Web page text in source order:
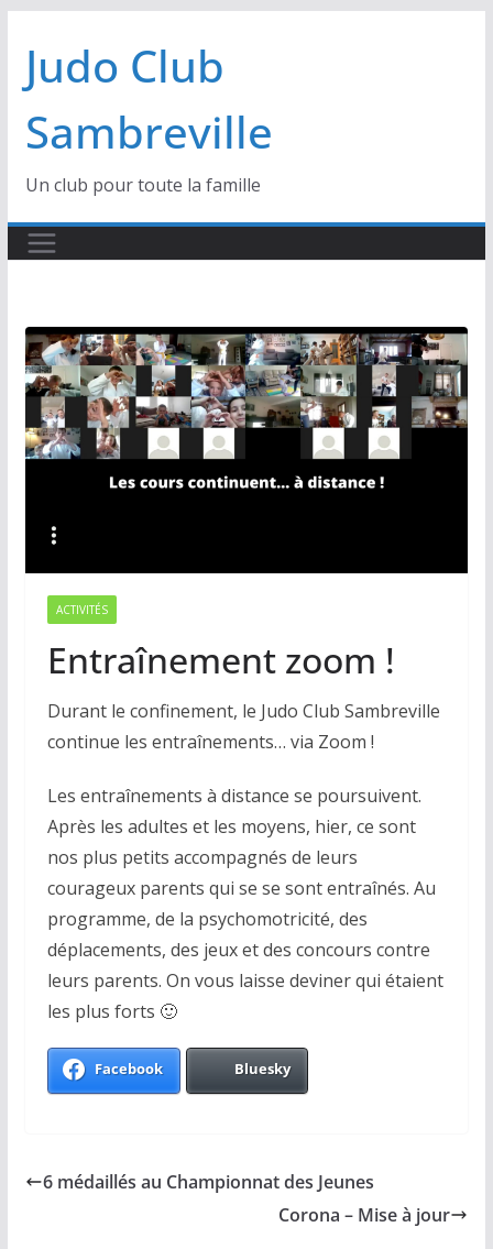
contenu
Judo Club
Sambreville
Un club pour toute la famille
ACTIVITÉS
Entraînement zoom !
Durant le confinement, le Judo Club Sambreville
continue les entraînements… via Zoom !
Les entraînements à distance se poursuivent.
Après les adultes et les moyens, hier, ce sont
nos plus petits accompagnés de leurs
courageux parents qui se se sont entraînés. Au
programme, de la psychomotricité, des
déplacements, des jeux et des concours contre
leurs parents. On vous laisse deviner qui étaient
les plus forts 🙂
Facebook Bluesky
6 médaillés au Championnat des Jeunes
Corona – Mise à jour